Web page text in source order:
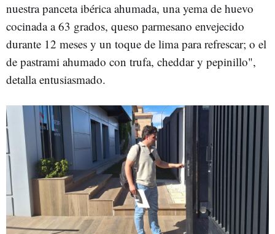
nuestra panceta ibérica ahumada, una yema de huevo
cocinada a 63 grados, queso parmesano envejecido
durante 12 meses y un toque de lima para refrescar; o el
de pastrami ahumado con trufa, cheddar y pepinillo",
detalla entusiasmado.